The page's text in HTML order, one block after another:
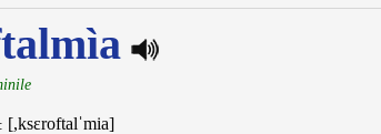
: [,ksɛroftalˈmia]